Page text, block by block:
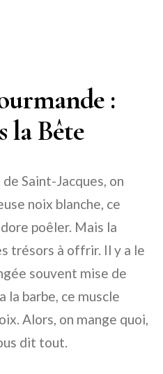
:
la Bête
Saint-Jacques, on
noix blanche, ce
poêler. Mais la
trésors à offrir. Il y a le
souvent mise de
la barbe, ce muscle
Alors, on mange quoi,
dit tout.